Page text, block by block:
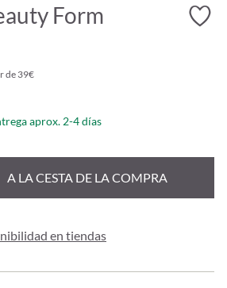
Form
de 39€
aprox. 2-4 días
A LA CESTA DE LA COMPRA
en tiendas